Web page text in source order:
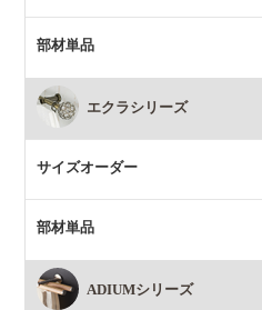
部材単品
エクラシリーズ
サイズオーダー
部材単品
ADIUMシリーズ